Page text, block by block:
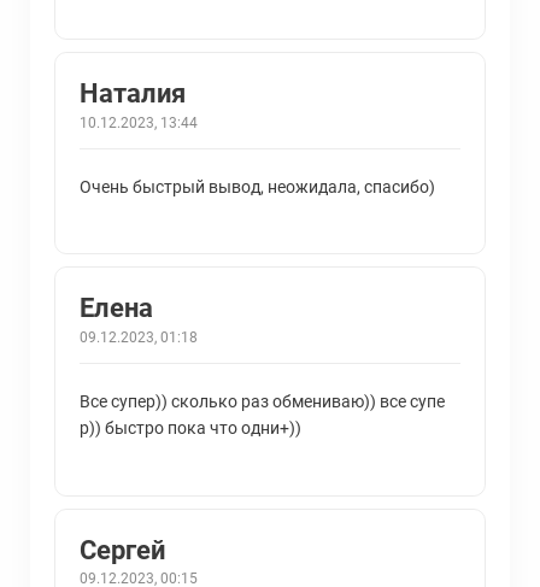
Наталия
10.12.2023, 13:44
Очень быстрый вывод, неожидала, спасибо)
Елена
09.12.2023, 01:18
Все супер)) сколько раз обмениваю)) все супе
р)) быстро пока что одни+))
Сергей
09.12.2023, 00:15